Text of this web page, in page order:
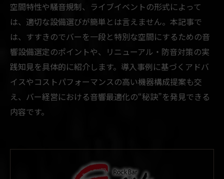
空間特性や騒音規制、ライブイベントの形式によって
は、適切な設備選びが簡単とは言えません。本記事で
は、すすきのでバーを一段と特別な空間にするための音
響設備選定のポイントや、リニューアル・防音対策の実
践知見を具体的に紹介します。導入事例に基づくアドバ
イスやコストパフォーマンスの高い機器構成提案も交
え、バー経営における音響最適化の“秘訣”を発見できる
内容です。